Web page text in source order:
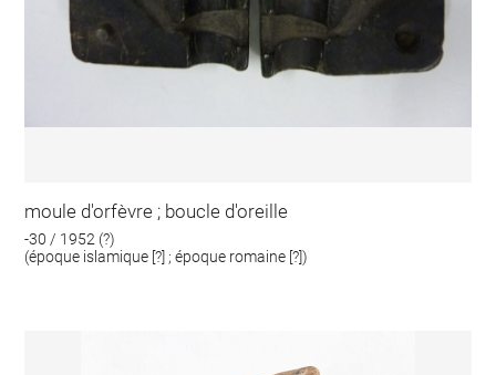
moule d'orfèvre ; boucle d'oreille
-30 / 1952 (?)
(époque islamique [?] ; époque romaine [?])